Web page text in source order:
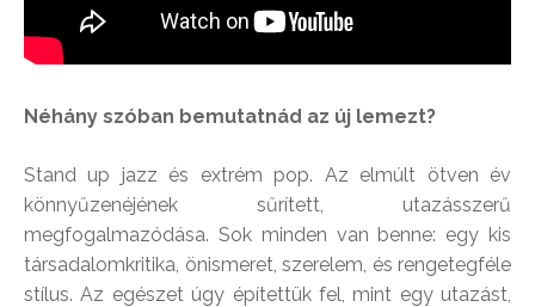
Néhány szóban bemutatnád az új lemezt?
Stand up jazz és extrém pop. Az elmúlt ötven év
könnyűzenéjének sűrített, utazásszerű
megfogalmazódása. Sok minden van benne: egy kis
társadalomkritika, önismeret, szerelem, és rengetegféle
stílus. Az egészet úgy építettük fel, mint egy utazást,